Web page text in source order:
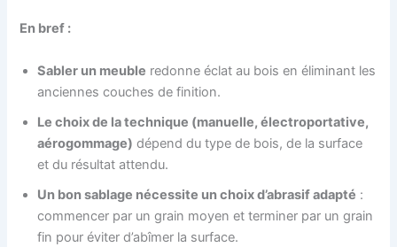
En bref :
Sabler un meuble redonne éclat au bois en éliminant les
anciennes couches de finition.
Le choix de la technique (manuelle, électroportative,
aérogommage) dépend du type de bois, de la surface
et du résultat attendu.
Un bon sablage nécessite un choix d’abrasif adapté :
commencer par un grain moyen et terminer par un grain
fin pour éviter d’abîmer la surface.